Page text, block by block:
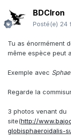
BDCIron
Posté(e) 24
Tu as énormément
même espèce peut
Exemple avec
Regarde la
3 photos venant du
site(http://
globisphaeroidalis-